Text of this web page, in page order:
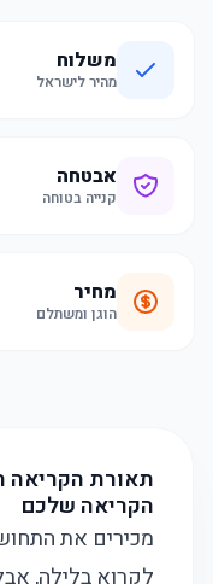
משלוח
מהיר לישראל
אבטחה
קנייה בטוחה
מחיר
הוגן ומשתלם
תאורת הקריאה
הקריאה שלכם
מכירים את
לקרוא בלילה,